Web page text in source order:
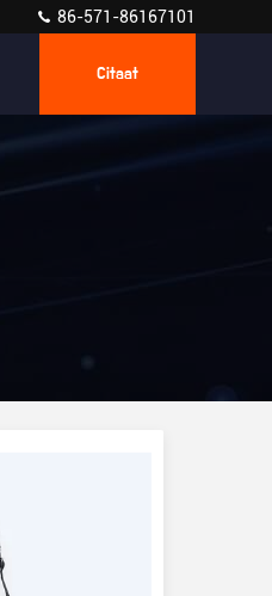
86-571-86167101
Citaat